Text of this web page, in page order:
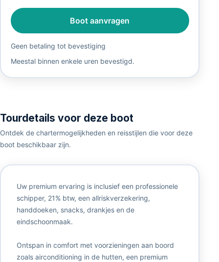
Boot aanvragen
Geen betaling tot bevestiging
Meestal binnen enkele uren bevestigd.
Tourdetails voor deze boot
Ontdek de chartermogelijkheden en reisstijlen die voor deze
boot beschikbaar zijn.
Uw premium ervaring is inclusief een professionele
schipper, 21% btw, een allriskverzekering,
handdoeken, snacks, drankjes en de
eindschoonmaak.
Ontspan in comfort met voorzieningen aan boord
zoals airconditioning in de hutten, een premium